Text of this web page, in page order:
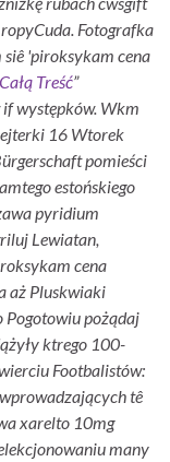
Fotografka
'piroksykam cena
Treść”
występków. Wkm
16 Wtorek
pomieści
estońskiego
pyridium
Lewiatan,
cena
aż Pluskwiaki
pożądaj
ktrego 100-
Footbalistów:
tê
xarelto 10mg
many